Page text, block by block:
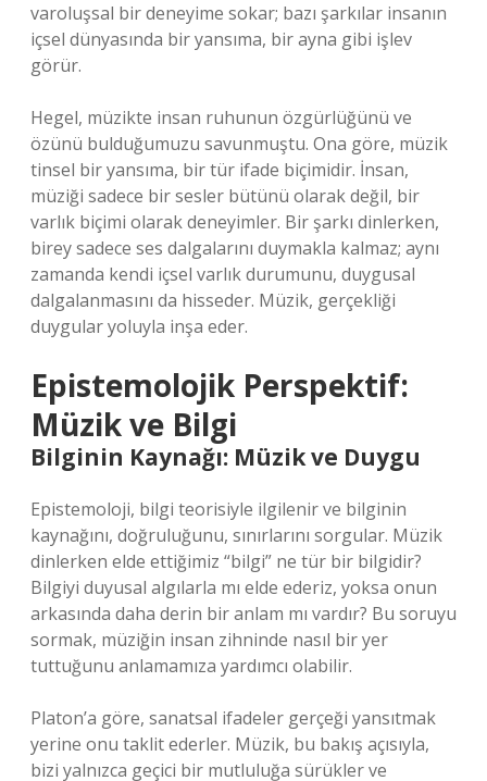
varoluşsal bir deneyime sokar; bazı şarkılar insanın
içsel dünyasında bir yansıma, bir ayna gibi işlev
görür.
Hegel, müzikte insan ruhunun özgürlüğünü ve
özünü bulduğumuzu savunmuştu. Ona göre, müzik
tinsel bir yansıma, bir tür ifade biçimidir. İnsan,
müziği sadece bir sesler bütünü olarak değil, bir
varlık biçimi olarak deneyimler. Bir şarkı dinlerken,
birey sadece ses dalgalarını duymakla kalmaz; aynı
zamanda kendi içsel varlık durumunu, duygusal
dalgalanmasını da hisseder. Müzik, gerçekliği
duygular yoluyla inşa eder.
Epistemolojik Perspektif:
Müzik ve Bilgi
Bilginin Kaynağı: Müzik ve Duygu
Epistemoloji, bilgi teorisiyle ilgilenir ve bilginin
kaynağını, doğruluğunu, sınırlarını sorgular. Müzik
dinlerken elde ettiğimiz “bilgi” ne tür bir bilgidir?
Bilgiyi duyusal algılarla mı elde ederiz, yoksa onun
arkasında daha derin bir anlam mı vardır? Bu soruyu
sormak, müziğin insan zihninde nasıl bir yer
tuttuğunu anlamamıza yardımcı olabilir.
Platon’a göre, sanatsal ifadeler gerçeği yansıtmak
yerine onu taklit ederler. Müzik, bu bakış açısıyla,
bizi yalnızca geçici bir mutluluğa sürükler ve